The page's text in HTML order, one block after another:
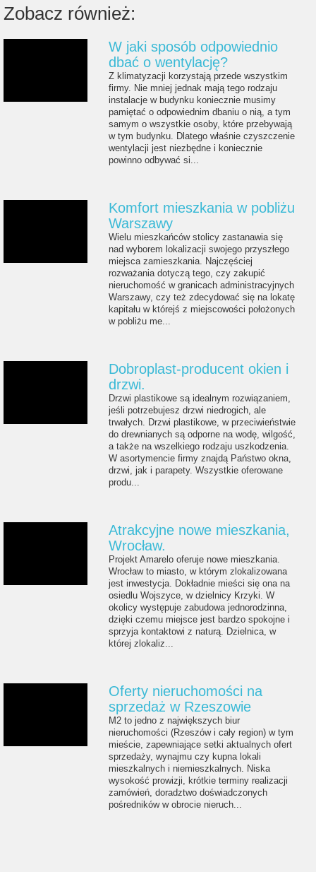
Zobacz również:
W jaki sposób odpowiednio
dbać o wentylację?
Z klimatyzacji korzystają przede wszystkim
firmy. Nie mniej jednak mają tego rodzaju
instalacje w budynku koniecznie musimy
pamiętać o odpowiednim dbaniu o nią, a tym
samym o wszystkie osoby, które przebywają
w tym budynku. Dlatego właśnie czyszczenie
wentylacji jest niezbędne i koniecznie
powinno odbywać si...
Komfort mieszkania w pobliżu
Warszawy
Wielu mieszkańców stolicy zastanawia się
nad wyborem lokalizacji swojego przyszłego
miejsca zamieszkania. Najczęściej
rozważania dotyczą tego, czy zakupić
nieruchomość w granicach administracyjnych
Warszawy, czy też zdecydować się na lokatę
kapitału w którejś z miejscowości położonych
w pobliżu me...
Dobroplast-producent okien i
drzwi.
Drzwi plastikowe są idealnym rozwiązaniem,
jeśli potrzebujesz drzwi niedrogich, ale
trwałych. Drzwi plastikowe, w przeciwieństwie
do drewnianych są odporne na wodę, wilgość,
a także na wszelkiego rodzaju uszkodzenia.
W asortymencie firmy znajdą Państwo okna,
drzwi, jak i parapety. Wszystkie oferowane
produ...
Atrakcyjne nowe mieszkania,
Wrocław.
Projekt Amarelo oferuje nowe mieszkania.
Wrocław to miasto, w którym zlokalizowana
jest inwestycja. Dokładnie mieści się ona na
osiedlu Wojszyce, w dzielnicy Krzyki. W
okolicy występuje zabudowa jednorodzinna,
dzięki czemu miejsce jest bardzo spokojne i
sprzyja kontaktowi z naturą. Dzielnica, w
której zlokaliz...
Oferty nieruchomości na
sprzedaż w Rzeszowie
M2 to jedno z największych biur
nieruchomości (Rzeszów i cały region) w tym
mieście, zapewniające setki aktualnych ofert
sprzedaży, wynajmu czy kupna lokali
mieszkalnych i niemieszkalnych. Niska
wysokość prowizji, krótkie terminy realizacji
zamówień, doradztwo doświadczonych
pośredników w obrocie nieruch...